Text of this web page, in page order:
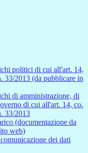
politici di cui all'art. 14,
33/2013 (da pubblicare in
di amministrazione, di
di cui all'art. 14, co.
33/2013
(documentazione da
web)
dei dati